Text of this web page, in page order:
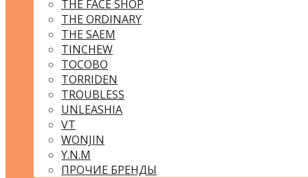
THE FACE SHOP
THE ORDINARY
THE SAEM
TINCHEW
TOCOBO
TORRIDEN
TROUBLESS
UNLEASHIA
VT
WONJIN
Y.N.M
ПРОЧИЕ БРЕНДЫ